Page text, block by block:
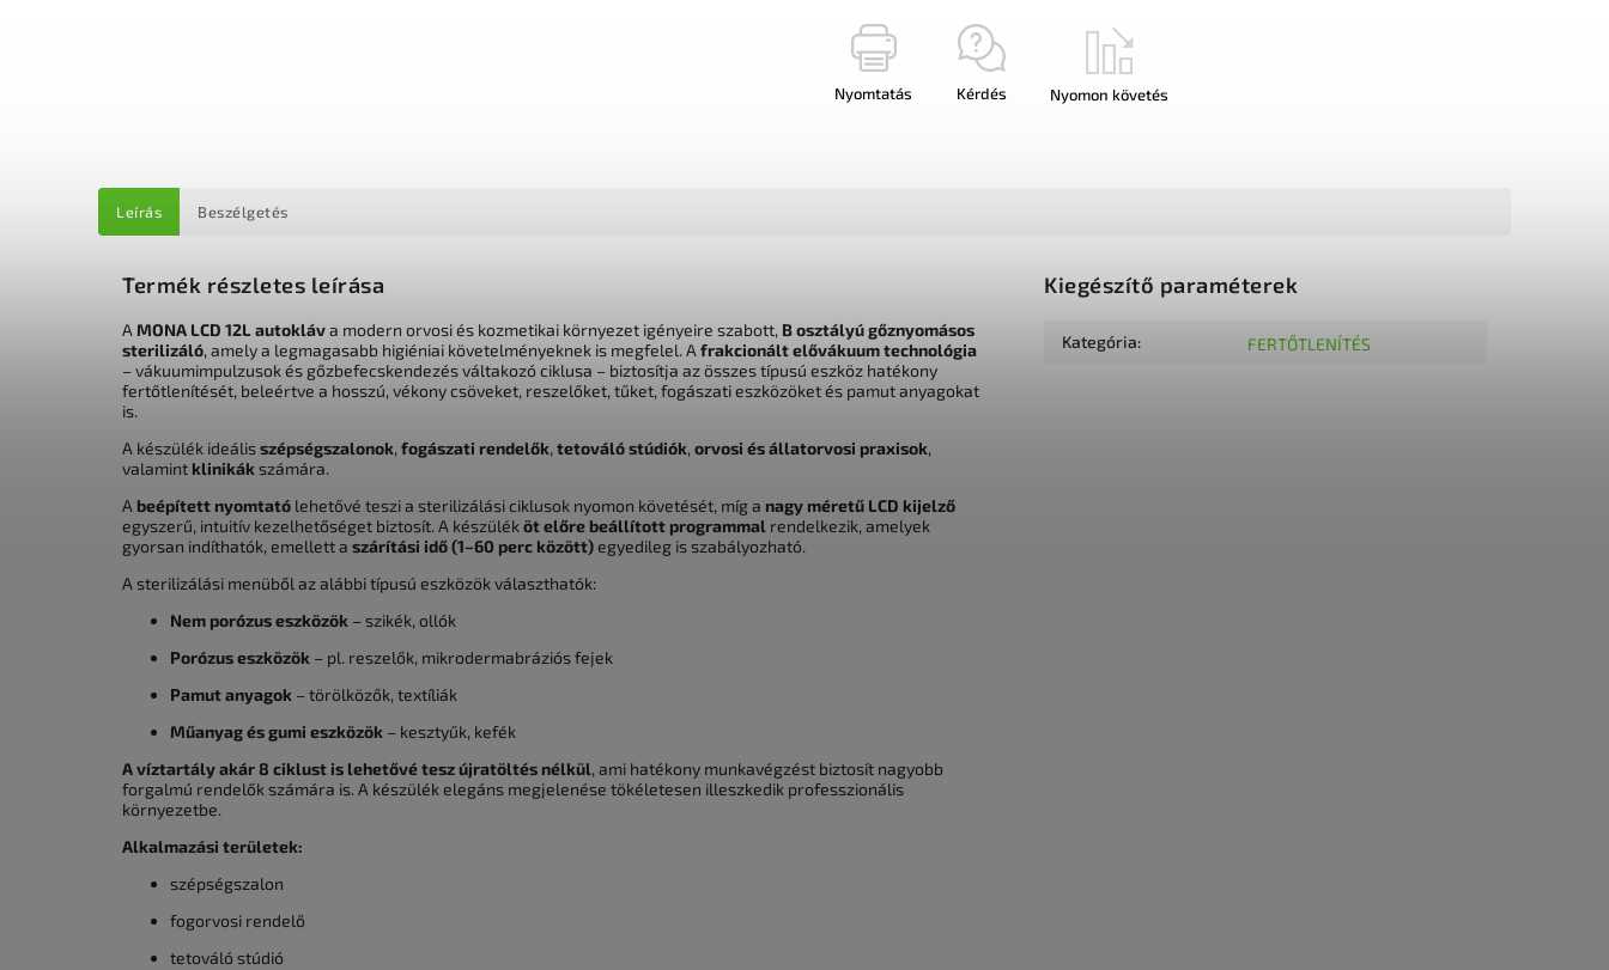
Nyomtatás Kérdés Nyomon követés
Leírás Beszélgetés
Termék részletes leírása
A MONA LCD 12L autokláva modern orvosi és kozmetikai környezet igényeire szabott, B osztályú gőznyomásos
sterilizáló, amely a legmagasabb higiéniai követelményeknek is megfelel. A frakcionált elővákuum technológia
– vákuumimpulzusok és gőzbefecskendezés váltakozó ciklusa – biztosítja az összes típusú eszköz hatékony
fertőtlenítését, beleértve a hosszú, vékony csöveket, reszelőket, tűket, fogászati eszközöket és pamut anyagokat
is.
A készülék ideálisszépségszalonok, fogászati rendelők, tetováló stúdiók, orvosi és állatorvosi praxisok,
valamint klinikák számára.
A beépített nyomtató lehetővé teszi a sterilizálási ciklusok nyomon követését, míg a nagy méretű LCD kijelző
egyszerű, intuitív kezelhetőséget biztosít. A készüléköt előre beállított programmal rendelkezik, amelyek
gyorsan indíthatók, emellett a szárítási idő (1–60 perc között)egyedileg is szabályozható.
A sterilizálási menüből az alábbi típusú eszközök választhatók:
Nem porózus eszközök – szikék, ollók
Porózus eszközök – pl. reszelők, mikrodermabráziós fejek
Pamut anyagok – törölközők, textíliák
Műanyag és gumi eszközök – kesztyűk, kefék
A víztartály akár 8 ciklust is lehetővé tesz újratöltés nélkül, ami hatékony munkavégzést biztosít nagyobb
forgalmú rendelők számára is. A készülék elegáns megjelenése tökéletesen illeszkedik professzionális
környezetbe.
Alkalmazási területek:
szépségszalon
fogorvosi rendelő
tetováló stúdió
Kiegészítő paraméterek
Kategória: FERTŐTLENÍTÉS